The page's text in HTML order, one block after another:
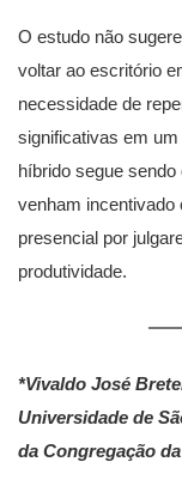
O estudo não
voltar ao escritório
necessidade de
significativas em
híbrido segue
venham incentivado
presencial por
produtividade.
*Vivaldo José
Universidade de
da Congregação